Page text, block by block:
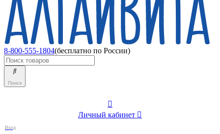
8-800-555-1804(бесплатно по России)
Поиск
Личный кабинет
Вход